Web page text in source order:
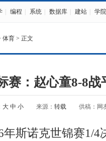
编程 系统 数据库 建站 学院
体育 > 正文
赛：赵心童8-8战
大 中 小 来源： 转载 供稿：网
年斯诺克世锦赛1/4